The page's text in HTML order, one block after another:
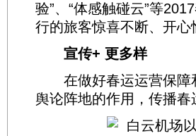
验”、“体感触碰云”等
行的旅客惊喜不断、开心
宣传+ 更多样
在做好春运运营保障
舆论阵地的作用，传播